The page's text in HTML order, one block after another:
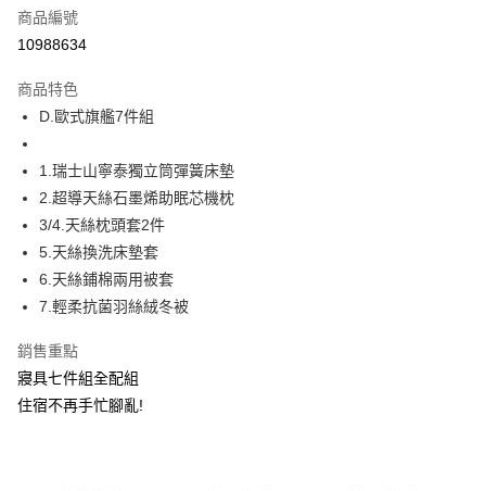
LINE Pay
街口支付
悠遊付
全盈+PAY
運送方式
物流宅配
每筆NT$150，滿NT$1,599(含以上)免運費
商品編號
10988634
商品特色
D.歐式旗艦7件組
1.瑞士山寧泰獨立筒彈簧床墊
2.超導天絲石墨烯助眠芯機枕
3/4.天絲枕頭套2件
5.天絲換洗床墊套
6.天絲鋪棉兩用被套
7.輕柔抗菌羽絲絨冬被
銷售重點
寢具七件組全配組
住宿不再手忙腳亂!